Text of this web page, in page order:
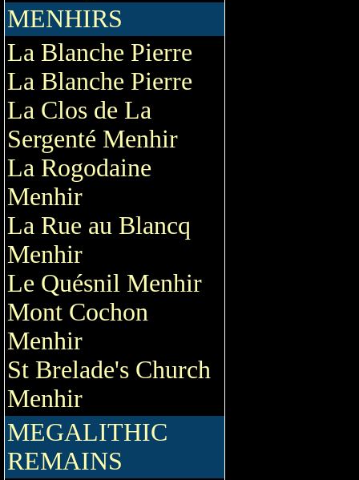
MENHIRS
La Blanche Pierre
La Blanche Pierre
La Clos de La
Sergenté Menhir
La Rogodaine
Menhir
La Rue au Blancq
Menhir
Le Quésnil Menhir
Mont Cochon
Menhir
St Brelade's Church
Menhir
MEGALITHIC
REMAINS